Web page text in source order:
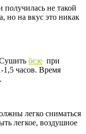
не такой
но на вкус это никак
Сушить безе при
1,5 часов. Время
легко сниматься
легкое, воздушное